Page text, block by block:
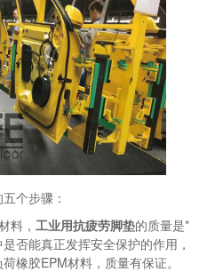
个步骤：
料， 工业用抗疲劳脚垫的质量是*
否能真正发挥安全保护的作用，
橡胶EPM材料，质量有保证。